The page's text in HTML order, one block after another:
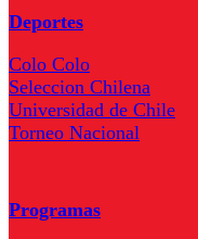
Deportes
Colo Colo
Seleccion Chilena
Universidad de Chile
Torneo Nacional
Programas